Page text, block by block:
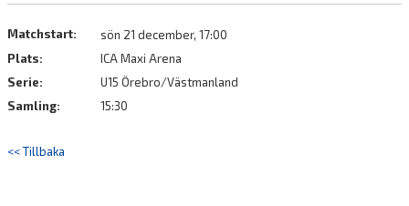
Matchstart:
sön 21 december, 17:00
Plats:
ICA Maxi Arena
Serie:
U15 Örebro/Västmanland
Samling:
15:30
<< Tillbaka